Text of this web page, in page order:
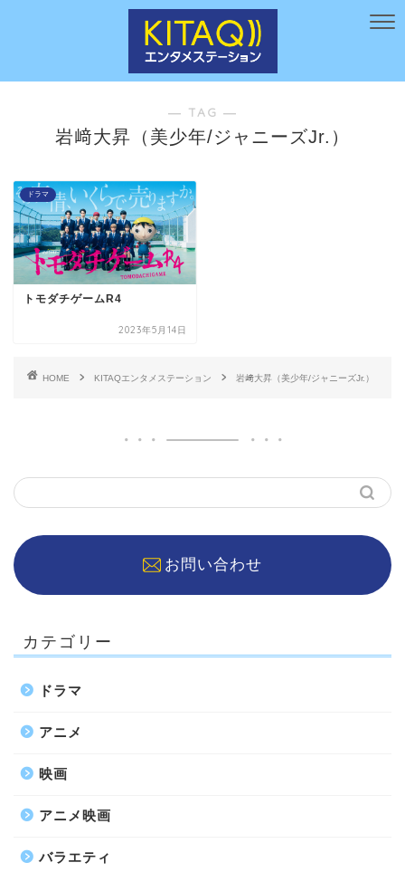
― TAG ―
岩﨑大昇（美少年/ジャニーズJr.）
ドラマ
トモダチゲームR4
2023年5月14日
HOME KITAQエンタメステーション 岩﨑大昇（美少年/ジャニーズJr.）
お問い合わせ
カテゴリー
ドラマ
アニメ
映画
アニメ映画
バラエティ